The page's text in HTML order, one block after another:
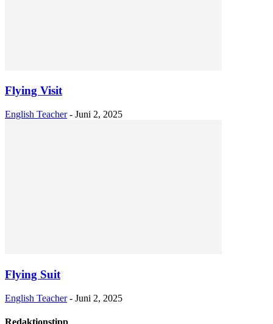
Flying Visit
English Teacher - Juni 2, 2025
Flying Suit
English Teacher - Juni 2, 2025
Redaktionstipp